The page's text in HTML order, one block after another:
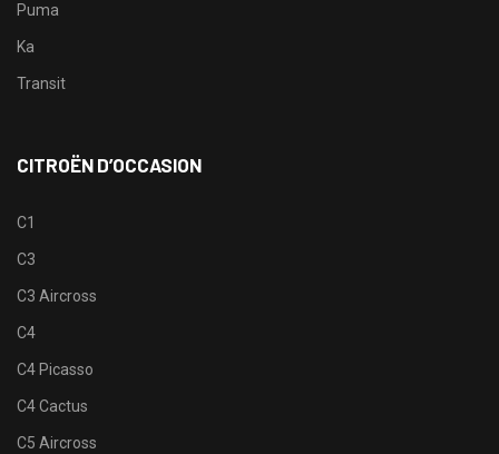
Puma
Ka
Transit
CITROËN D’OCCASION
C1
C3
C3 Aircross
C4
C4 Picasso
C4 Cactus
C5 Aircross